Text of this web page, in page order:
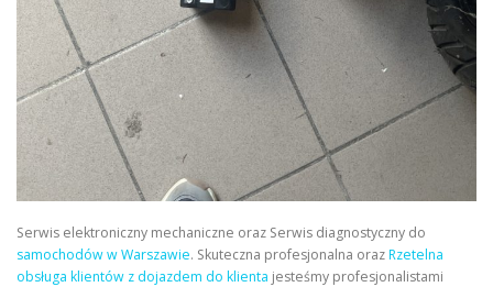
Serwis elektroniczny mechaniczne oraz Serwis diagnostyczny do
samochodów w Warszawie. Skuteczna profesjonalna orazRzetelna
obsługa klientów z dojazdem do klienta jesteśmy profesjonalistami